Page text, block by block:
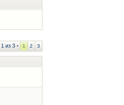
1 из 3 • 1 2 3